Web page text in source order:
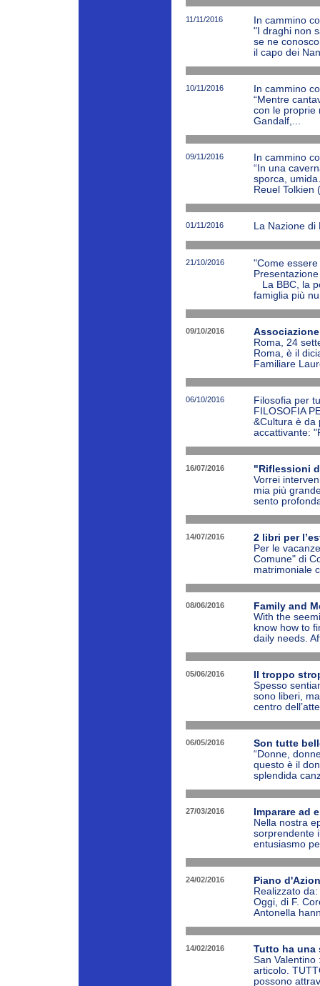
11/11/2016
In cammino
"I draghi non
se ne
il capo dei
10/11/2016
In cammino
“Mentre
con le proprie
Gandalf,...
09/11/2016
In cammino
“In una
sporca,
Reuel Tolkien
01/11/2016 La Nazione di
21/10/2016
"Come
La BBC, la
famiglia più
09/10/2016
Roma, 24
Roma, è il
Familiare
06/10/2016
Filosofia per
FILOSOFIA
&Cultura è da
accattivante:
16/07/2016
"Riflessioni
Vorrei
mia più
sento
14/07/2016
2 libri per
Per le
Comune" di
matrimoniale
08/06/2016
Family and
With the
know how to
daily needs.
05/06/2016
Il troppo
Spesso
sono liberi,
centro
06/05/2016
Son tutte
“Donne,
questo è il
splendida
27/03/2016
Imparare ad
Nella nostra
sorprendente
entusiasmo
24/02/2016
Piano
Realizzato
Oggi, di F.
Antonella
14/02/2016
Tutto ha una
San Valentino
articolo.
possono